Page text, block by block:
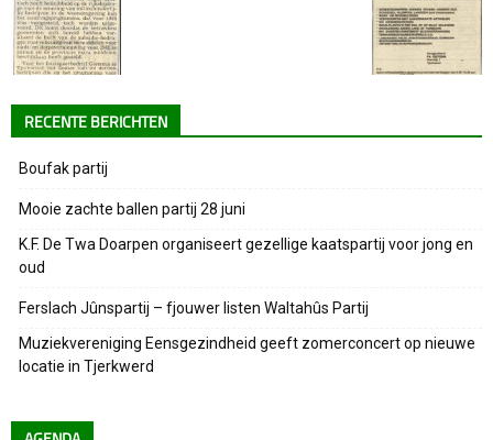
RECENTE BERICHTEN
Boufak partij
Mooie zachte ballen partij 28 juni
K.F. De Twa Doarpen organiseert gezellige kaatspartij voor jong en
oud
Ferslach Jûnspartij – fjouwer listen Waltahûs Partij
Muziekvereniging Eensgezindheid geeft zomerconcert op nieuwe
locatie in Tjerkwerd